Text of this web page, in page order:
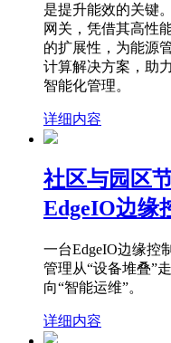
是提升能效的关键
网关，凭借其高性
的扩展性，为能源
计算解决方案，助
智能化管理。
详细内容
社区与园区
EdgeIO边缘
一台EdgeIO边缘控
管理从“设备堆叠”
向“智能运维”。
详细内容